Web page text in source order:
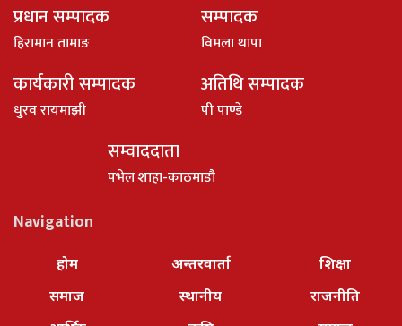
प्रधान सम्पादक
हिरामान तामाङ
सम्पादक
विमला थापा
कार्यकारी सम्पादक
धु्रव रायमाझी
अतिथि सम्पादक
पी पाण्डे
सम्वाददाता
पभेल शाहा-काठमाडौ
Navigation
होम
समाज
अन्तरवार्ता
स्थानीय
शिक्षा
राजनीति